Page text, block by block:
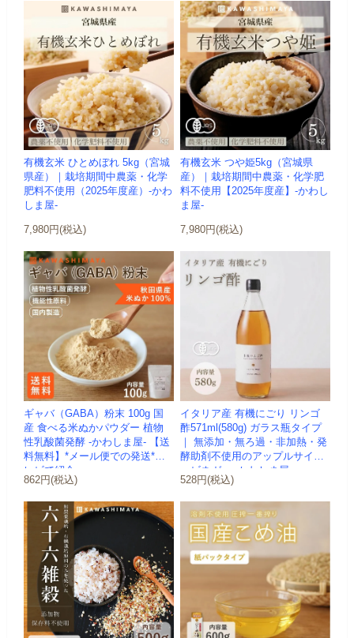
有機玄米 ひとめぼれ 5kg（宮城
県産）｜栽培期間中農薬・化学
肥料不使用（2025年度産）-かわ
しま屋-
7,980円(税込)
有機玄米 つや姫5kg（宮城県
産）｜栽培期間中農薬・化学肥
料不使用【2025年度産】-かわし
ま屋-
7,980円(税込)
ギャバ（GABA）粉末 100g 国
産 食べる米ぬかパウダー 植物
性乳酸菌発酵 -かわしま屋- 【送
料無料】*メール便での発送*テ
レビで紹介
862円(税込)
イタリア産 有機にごり リンゴ
酢571ml(580g) ガラス瓶タイプ
｜ 無添加・無ろ過・非加熱・発
酵助剤不使用のアップルサイダ
ービネガー -かわしま屋-
528円(税込)